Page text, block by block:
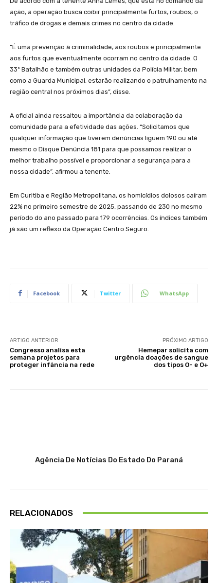
ação, a operação busca coibir principalmente furtos, roubos, o
tráfico de drogas e demais crimes no centro da cidade.
“É uma prevenção à criminalidade, aos roubos e principalmente
aos furtos que eventualmente ocorram no centro da cidade. O
33º Batalhão e também outras unidades da Polícia Militar, bem
como a Guarda Municipal, estarão realizando o patrulhamento na
região central nos próximos dias”, disse.
A oficial ainda ressaltou a importância da colaboração da
comunidade para a efetividade das ações. “Solicitamos que
qualquer informação que tiverem denúncias liguem 190 ou até
mesmo o Disque Denúncia 181 para que possamos realizar o
melhor trabalho possível e proporcionar a segurança para a
nossa cidade”, afirmou a tenente.
Em Curitiba e Região Metropolitana, os homicídios dolosos caíram
22% no primeiro semestre de 2025, passando de 230 no mesmo
período do ano passado para 179 ocorrências. Os índices também
já são um reflexo da Operação Centro Seguro.
Facebook Twitter WhatsApp
ARTIGO ANTERIOR
Congresso analisa esta
semana projetos para
proteger infância na rede
PRÓXIMO ARTIGO
Hemepar solicita com
urgência doações de sangue
dos tipos O- e O+
Agência De Notícias Do Estado Do Paraná
RELACIONADOS